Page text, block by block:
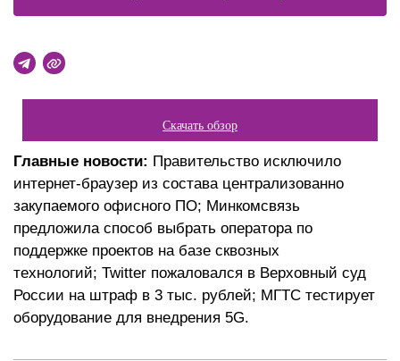
Скачать обзор
Главные новости: Правительство исключило
интернет-браузер из состава централизованно
закупаемого офисного ПО; Минкомсвязь
предложила способ выбрать оператора по
поддержке проектов на базе сквозных
технологий; Twitter пожаловался в Верховный суд
России на штраф в 3 тыс. рублей; МГТС тестирует
оборудование для внедрения 5G.